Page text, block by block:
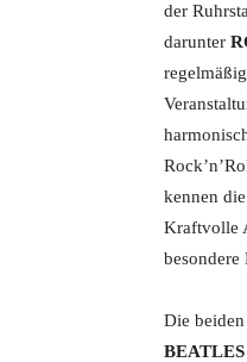
der
darunter
kennen
Kraftvolle
besondere
Die
BEATLES